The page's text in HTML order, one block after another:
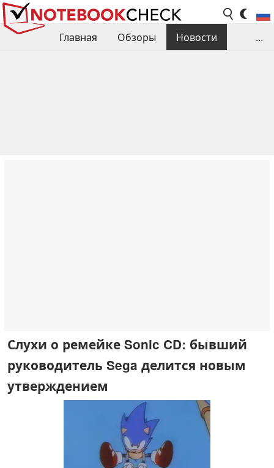
Главная Обзоры
Новости
...
Слухи о ремейке Sonic CD: бывший
руководитель Sega делится новым
утверждением